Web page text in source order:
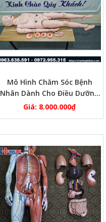
Mô Hình Chăm Sóc Bệnh
Nhân Dành Cho Điều Dưỡng
Thực Tập
Giá: 8.000.000₫